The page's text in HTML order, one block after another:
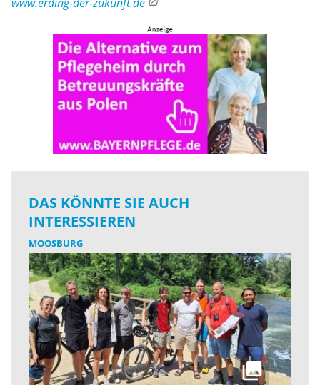
DAS KÖNNTE SIE AUCH
INTERESSIEREN
MOOSBURG